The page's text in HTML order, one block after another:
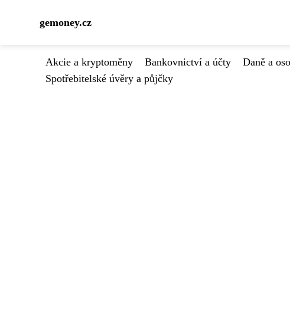
gemoney.cz
Akcie a kryptoměny Bankovnictví a účty Daně a
Spotřebitelské úvěry a půjčky